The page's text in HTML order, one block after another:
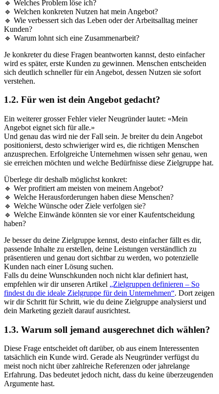
🔹 Welches Problem löse ich?
🔹 Welchen konkreten Nutzen hat mein Angebot?
🔹 Wie verbessert sich das Leben oder der Arbeitsalltag meiner
Kunden?
🔹 Warum lohnt sich eine Zusammenarbeit?
Je konkreter du diese Fragen beantworten kannst, desto einfacher
wird es später, erste Kunden zu gewinnen. Menschen entscheiden
sich deutlich schneller für ein Angebot, dessen Nutzen sie sofort
verstehen.
1.2. Für wen ist dein Angebot gedacht?
Ein weiterer grosser Fehler vieler Neugründer lautet: «Mein
Angebot eignet sich für alle.»
Und genau das wird nie der Fall sein. Je breiter du dein Angebot
positionierst, desto schwieriger wird es, die richtigen Menschen
anzusprechen. Erfolgreiche Unternehmen wissen sehr genau, wen
sie erreichen möchten und welche Bedürfnisse diese Zielgruppe hat.
Überlege dir deshalb möglichst konkret:
🔹 Wer profitiert am meisten von meinem Angebot?
🔹 Welche Herausforderungen haben diese Menschen?
🔹 Welche Wünsche oder Ziele verfolgen sie?
🔹 Welche Einwände könnten sie vor einer Kaufentscheidung
haben?
Je besser du deine Zielgruppe kennst, desto einfacher fällt es dir,
passende Inhalte zu erstellen, deine Leistungen verständlich zu
präsentieren und genau dort sichtbar zu werden, wo potenzielle
Kunden nach einer Lösung suchen.
Falls du deine Wunschkunden noch nicht klar definiert hast,
empfehlen wir dir unseren Artikel „Zielgruppen definieren – So
findest du die ideale Zielgruppe für dein Unternehmen“. Dort zeigen
wir dir Schritt für Schritt, wie du deine Zielgruppe analysierst und
dein Marketing gezielt darauf ausrichtest.
1.3. Warum soll jemand ausgerechnet dich wählen?
Diese Frage entscheidet oft darüber, ob aus einem Interessenten
tatsächlich ein Kunde wird. Gerade als Neugründer verfügst du
meist noch nicht über zahlreiche Referenzen oder jahrelange
Erfahrung. Das bedeutet jedoch nicht, dass du keine überzeugenden
Argumente hast.